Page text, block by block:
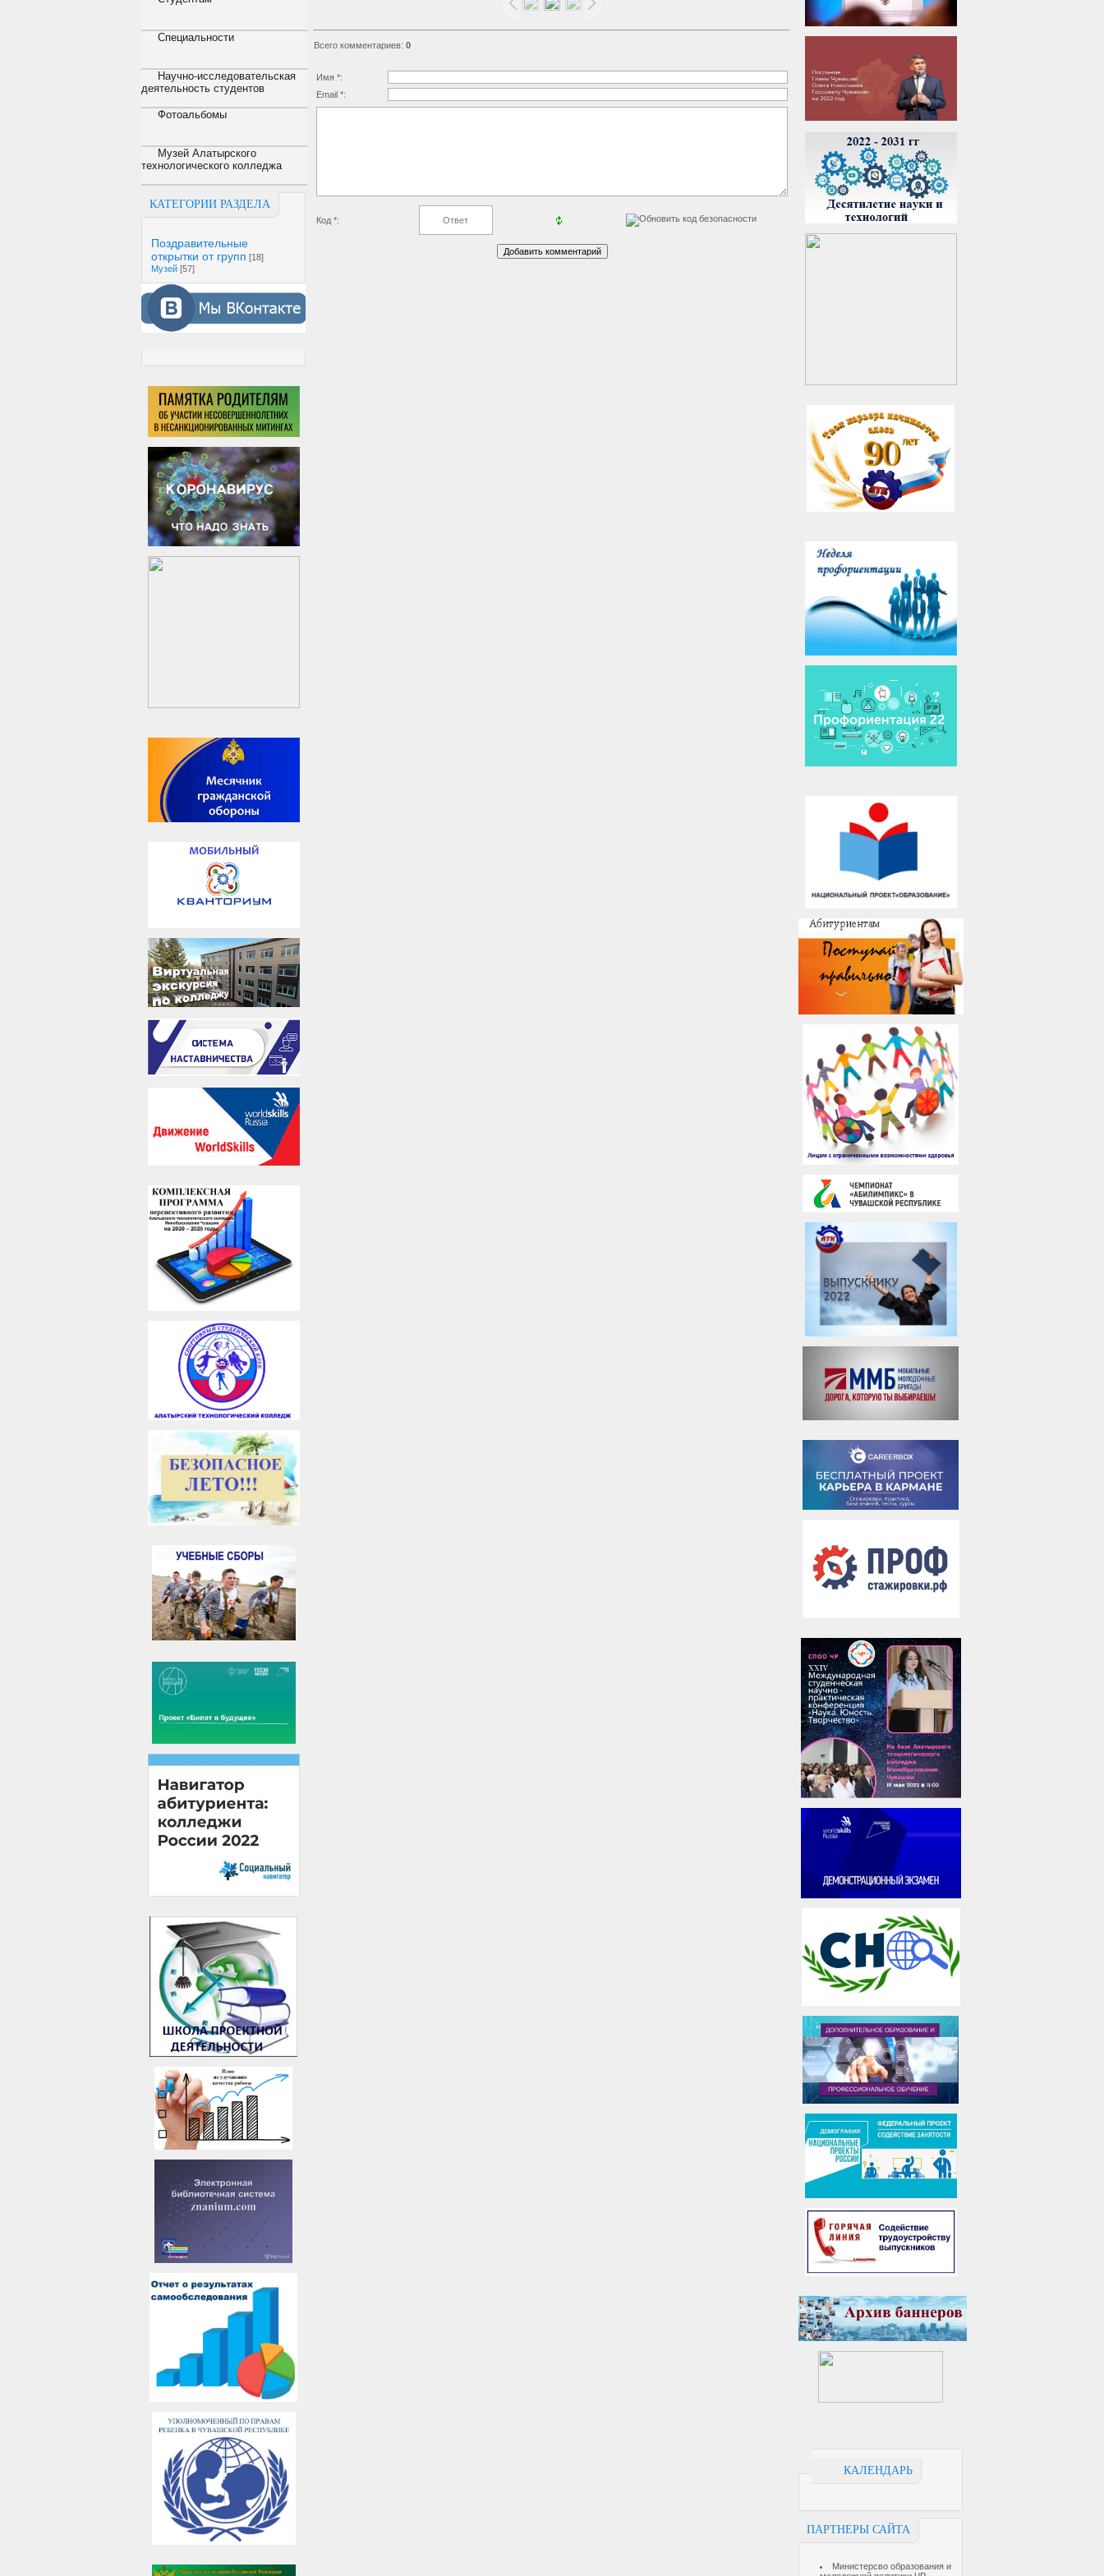
Специальности
Научно-исследовательская
деятельность студентов
Фотоальбомы
Музей Алатырского
технологического колледжа
КАТЕГОРИИ РАЗДЕЛА
Поздравительные
открытки от групп [18]
Музей [57]
КАЛЕНДАРЬ
ПАРТНЕРЫ САЙТА
Министерсво образования и
Всего комментариев: 0
Имя *:
Email *:
Код *: